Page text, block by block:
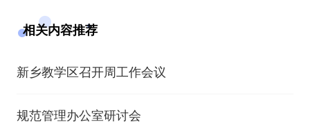
相关内容推荐
新乡教学区召开周工作会议
规范管理办公室研讨会